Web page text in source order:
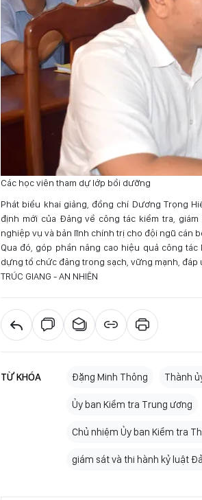
Các học viên tham dự lớp bồi dưỡng
Phát biểu khai giảng, đồng chí Dương Trọng
định mới của Đảng về công tác kiểm tra,
nghiệp vụ và bản lĩnh chính trị cho đội ngũ cán
Qua đó, góp phần nâng cao hiệu quả công
dựng tổ chức đảng trong sạch, vững mạnh,
TRÚC GIANG - AN NHIÊN
TỪ KHÓA Đặng Minh Thông Thành
Ủy ban Kiểm tra Trung ương
Chủ nhiệm Ủy ban Kiểm tra
giám sát và thi hành kỷ luật